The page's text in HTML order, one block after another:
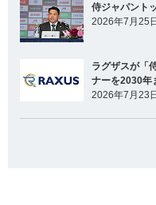
侍ジャパント
2026年7月25
ラグザスが「
ナーを2030年
2026年7月23